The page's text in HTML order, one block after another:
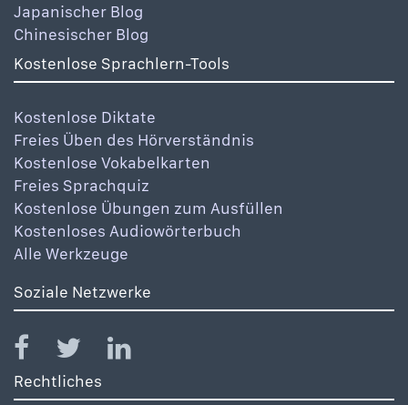
Japanischer Blog
Chinesischer Blog
Kostenlose Sprachlern-Tools
Kostenlose Diktate
Freies Üben des Hörverständnis
Kostenlose Vokabelkarten
Freies Sprachquiz
Kostenlose Übungen zum Ausfüllen
Kostenloses Audiowörterbuch
Alle Werkzeuge
Soziale Netzwerke
Rechtliches